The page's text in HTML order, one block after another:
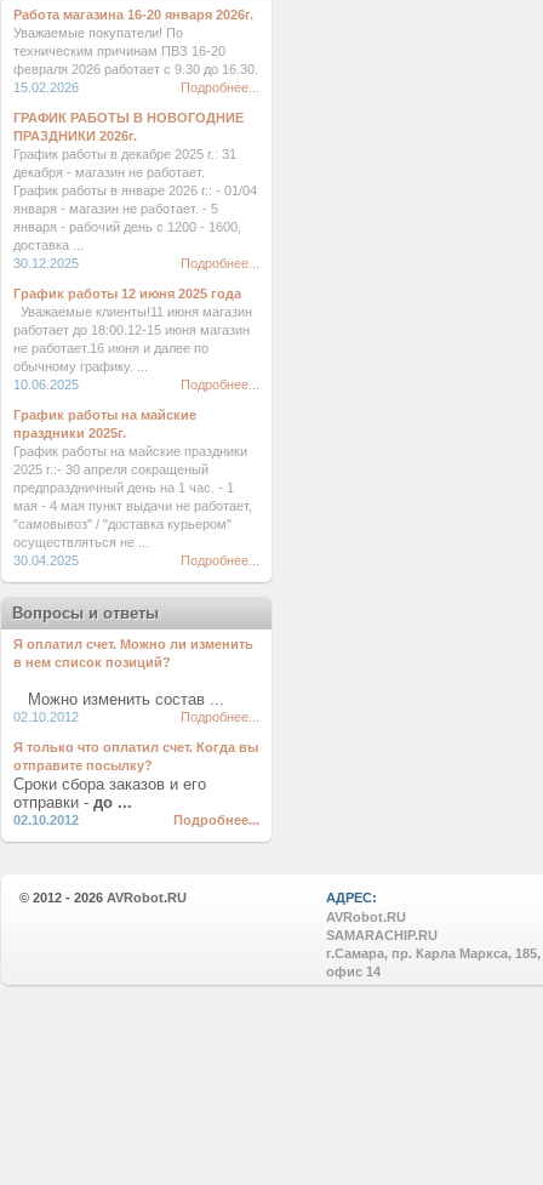
Работа магазина 16-20 января 2026г.
Уважаемые покупатели! По
техническим причинам ПВЗ 16-20
февраля 2026 работает с 9.30 до 16.30.
15.02.2026
Подробнее...
ГРАФИК РАБОТЫ В НОВОГОДНИЕ
ПРАЗДНИКИ 2026г.
График работы в декабре 2025 г.: 31
декабря - магазин не работает.
График работы в январе 2026 г.: - 01/04
января - магазин не работает. - 5
января - рабочий день с 1200 - 1600,
доставка ...
30.12.2025
Подробнее...
График работы 12 июня 2025 года
Уважаемые клиенты!11 июня магазин
работает до 18:00.12-15 июня магазин
не работает.16 июня и далее по
обычному графику. ...
10.06.2025
Подробнее...
График работы на майские
праздники 2025г.
График работы на майские праздники
2025 г.:- 30 апреля сокращеный
предпраздничный день на 1 час. - 1
мая - 4 мая пункт выдачи не работает,
"самовывоз" / "доставка курьером"
осуществляться не ...
30.04.2025
Подробнее...
Вопросы и ответы
Я оплатил счет. Можно ли изменить
в нем список позиций?
Можно изменить состав ...
02.10.2012 Подробнее...
Я только что оплатил счет. Когда вы
отправите посылку?
Сроки сбора заказов и его
отправки - до ...
02.10.2012 Подробнее...
© 2012 - 2026 AVRobot.RU
АДРЕС:
AVRobot.RU
SAMARACHIP.RU
г.Самара, пр. Карла Маркса, 185,
офис 14